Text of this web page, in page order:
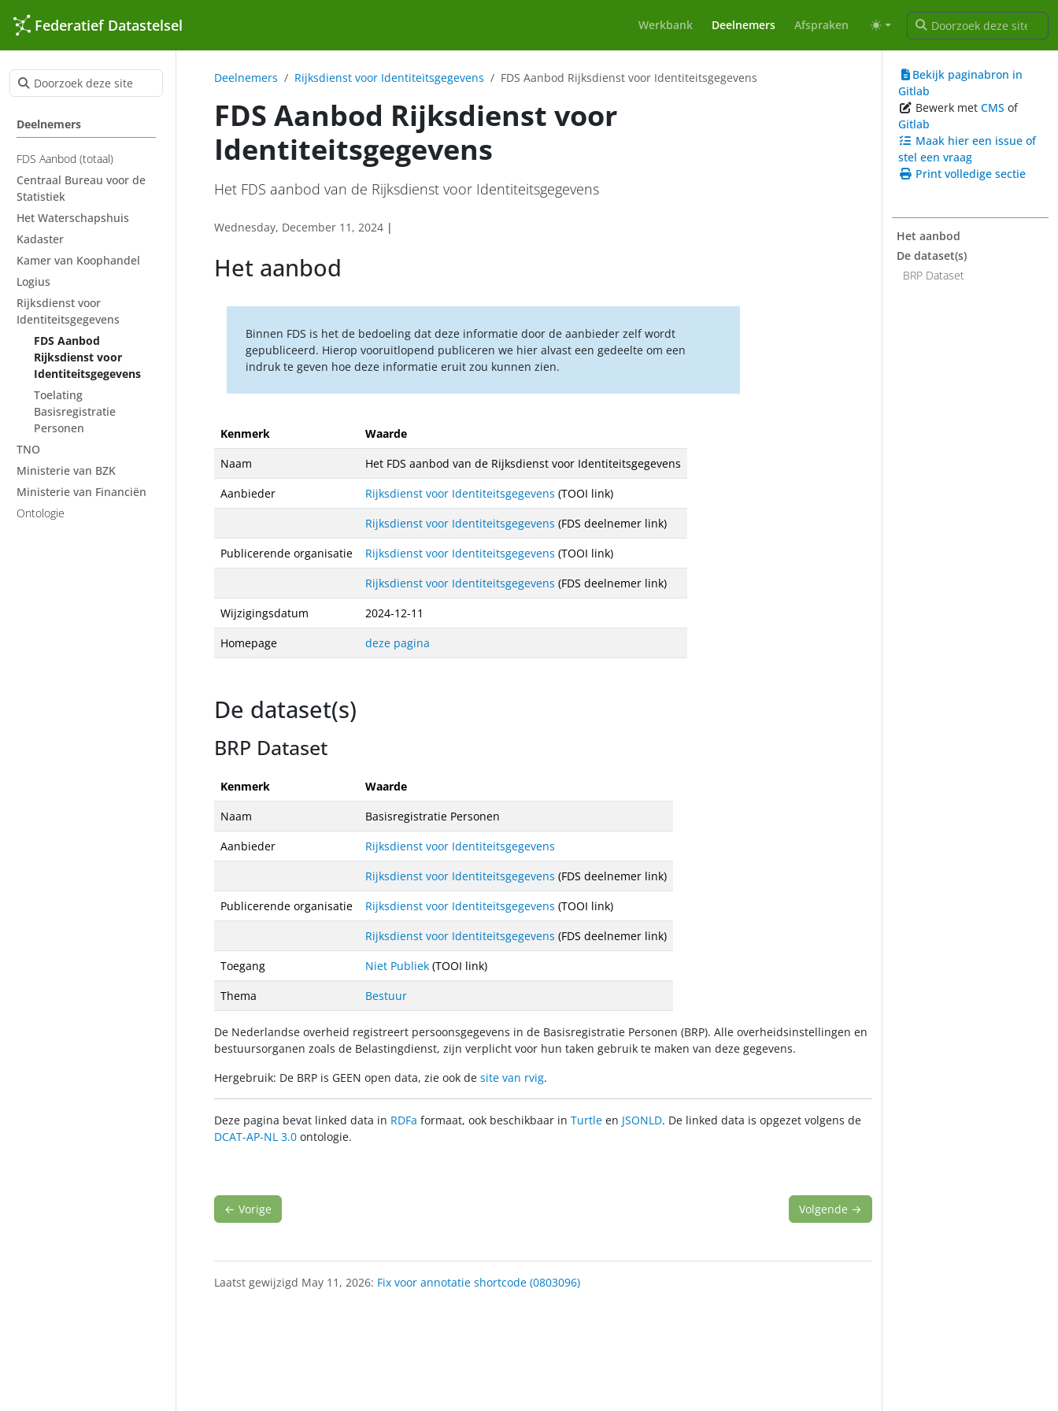
Federatief Datastelsel Werkbank Deelnemers Afspraken
Deelnemers
FDS Aanbod (totaal)
Centraal Bureau voor de
Statistiek
Het Waterschapshuis
Kadaster
Kamer van Koophandel
Logius
Rijksdienst voor
Identiteitsgegevens
FDS Aanbod
Rijksdienst voor
Identiteitsgegevens
Toelating
Basisregistratie
Personen
TNO
Ministerie van BZK
Ministerie van Financiën
Ontologie
Bekijk paginabron in
Gitlab
Bewerk met CMS of
Gitlab
Maak hier een issue of
stel een vraag
Print volledige sectie
Het aanbod
De dataset(s)
BRP Dataset
Deelnemers Rijksdienst voor Identiteitsgegevens FDS Aanbod Rijksdienst voor Identiteitsgegevens
FDS Aanbod Rijksdienst voor
Identiteitsgegevens
Het FDS aanbod van de Rijksdienst voor Identiteitsgegevens
Wednesday, December 11, 2024 |
Het aanbod
Binnen FDS is het de bedoeling dat deze informatie door de aanbieder zelf wordt
gepubliceerd. Hierop vooruitlopend publiceren we hier alvast een gedeelte om een
indruk te geven hoe deze informatie eruit zou kunnen zien.
Kenmerk
Waarde
Naam
Het FDS aanbod van de Rijksdienst voor Identiteitsgegevens
Aanbieder
Rijksdienst voor Identiteitsgegevens (TOOI link)
Rijksdienst voor Identiteitsgegevens (FDS deelnemer link)
Publicerende organisatie
Rijksdienst voor Identiteitsgegevens (TOOI link)
Rijksdienst voor Identiteitsgegevens (FDS deelnemer link)
Wijzigingsdatum
2024-12-11
Homepage
deze pagina
De dataset(s)
BRP Dataset
Kenmerk
Waarde
Naam
Basisregistratie Personen
Aanbieder
Rijksdienst voor Identiteitsgegevens
Rijksdienst voor Identiteitsgegevens (FDS deelnemer link)
Publicerende organisatie
Rijksdienst voor Identiteitsgegevens (TOOI link)
Rijksdienst voor Identiteitsgegevens (FDS deelnemer link)
Toegang
Niet Publiek (TOOI link)
Thema
Bestuur
De Nederlandse overheid registreert persoonsgegevens in de Basisregistratie Personen (BRP). Alle overheidsinstellingen en
bestuursorganen zoals de Belastingdienst, zijn verplicht voor hun taken gebruik te maken van deze gegevens.
Hergebruik: De BRP is GEEN open data, zie ook de site van rvig.
Deze pagina bevat linked data in RDFa formaat, ook beschikbaar in Turtle en JSONLD. De linked data is opgezet volgens de
DCAT-AP-NL 3.0 ontologie.
← Vorige Volgende →
Laatst gewijzigd May 11, 2026: Fix voor annotatie shortcode (0803096)